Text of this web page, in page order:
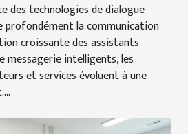
des technologies de dialogue
profondément la communication
croissante des assistants
messagerie intelligents, les
et services évoluent à une